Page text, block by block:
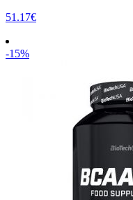
51.17€
-15%